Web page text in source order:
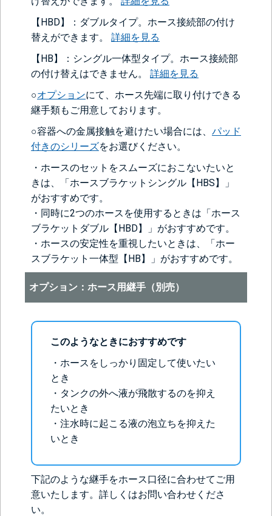
【HBD】：ダブルタイプ。ホース接続部の付け
替えができます。 詳細を見る
【HB】：シングル一体型タイプ。ホース接続部
の付け替えはできません。 詳細を見る
○オプションにて、ホース先端に取り付けできる
継手類もご用意しております。
○容器への金属接触を避けたい場合には、 パッド
付きのシリーズをお選びください。
・ホースのセットをスムーズにおこないたいと
きは、「ホースブラケットシングル【HBS】」
がおすすめです。
・同時に2つのホースを使用するときは「ホース
ブラケットダブル【HBD】」がおすすめです。
・ホースの安定性を重視したいときは、「ホー
スブラケット一体型【HB】」がおすすめです。
オプション：ホース用継手（別売）
このようなときにおすすめです
・ホースをしっかり固定して使いたい
とき
・タンクの外へ液が飛散するのを抑え
たいとき
・注水時に起こる液の泡立ちを抑えた
いとき
下記のような継手をホース口径に合わせてご用
意いたします。詳しくはお問い合わせくださ
い。